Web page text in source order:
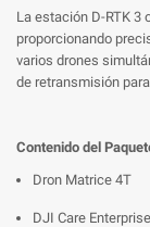
La estación D-RTK
proporcionando
varios drones
de retransmisión
Contenido del
Dron Matrice 4T
DJI Care